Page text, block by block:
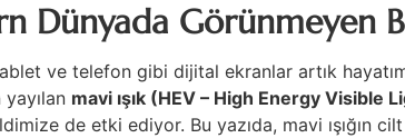
Dünyada Görünmeyen
ve telefon gibi dijital ekranlar artık
mavi ışık (HEV – High Energy Visible
de etki ediyor. Bu yazıda, mavi ışığın